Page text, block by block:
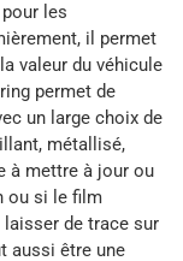
les
il permet
valeur du véhicule
permet de
un large choix de
métallisé,
à mettre à jour ou
ou si le film
de trace sur
aussi être une